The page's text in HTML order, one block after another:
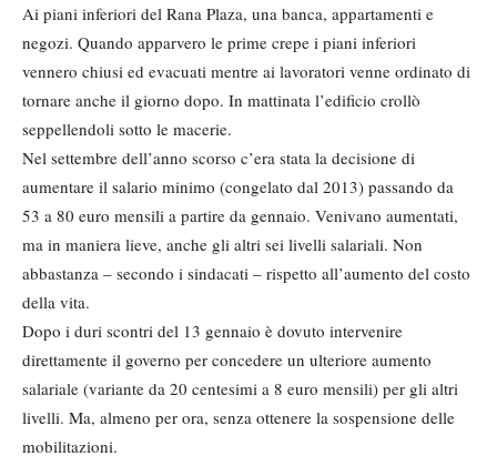
Ai piani inferiori del Rana Plaza, una banca, appartamenti e
negozi. Quando apparvero le prime crepe i piani inferiori
vennero chiusi ed evacuati mentre ai lavoratori venne ordinato di
tornare anche il giorno dopo. In mattinata l’edificio crollò
seppellendoli sotto le macerie.
Nel settembre dell’anno scorso c’era stata la decisione di
aumentare il salario minimo (congelato dal 2013) passando da
53 a 80 euro mensili a partire da gennaio. Venivano aumentati,
ma in maniera lieve, anche gli altri sei livelli salariali. Non
abbastanza – secondo i sindacati – rispetto all’aumento del costo
della vita.
Dopo i duri scontri del 13 gennaio è dovuto intervenire
direttamente il governo per concedere un ulteriore aumento
salariale (variante da 20 centesimi a 8 euro mensili) per gli altri
livelli. Ma, almeno per ora, senza ottenere la sospensione delle
mobilitazioni.